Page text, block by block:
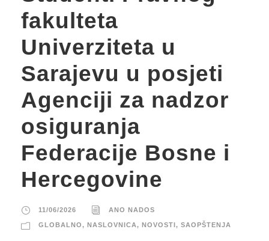
fakulteta
Univerziteta u
Sarajevu u posjeti
Agenciji za nadzor
osiguranja
Federacije Bosne i
Hercegovine
11/06/2026 ANO NADOS
GLOBALNO, NASLOVNICA, NOVOSTI, SAOPŠTENJA